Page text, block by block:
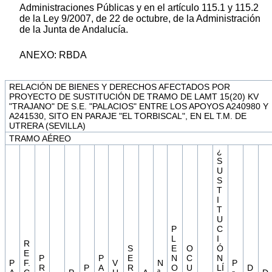
Administraciones Públicas y en el artículo 115.1 y 115.2
de la Ley 9/2007, de 22 de octubre, de la Administración
de la Junta de Andalucía.
ANEXO: RBDA
RELACIÓN DE BIENES Y DERECHOS AFECTADOS POR
PROYECTO DE SUSTITUCIÓN DE TRAMO DE LAMT 15(20) KV
"TRAJANO" DE S.E. "PALACIOS" ENTRE LOS APOYOS A240980 Y
A241530, SITO EN PARAJE "EL TORBISCAL", EN EL T.M. DE
UTRERA (SEVILLA)
TRAMO AÉREO
P
R
E
F.
P
R
P
P
A
V
S
E
R
N
P
L
E
N
O
O
C
U
¿
S
U
S
T
I
T
U
C
I
Ó
N
LÍ
P
D